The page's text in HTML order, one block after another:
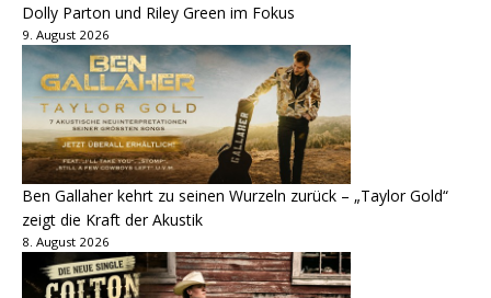
Dolly Parton und Riley Green im Fokus
9. August 2026
Ben Gallaher kehrt zu seinen Wurzeln zurück – „Taylor Gold“
zeigt die Kraft der Akustik
8. August 2026